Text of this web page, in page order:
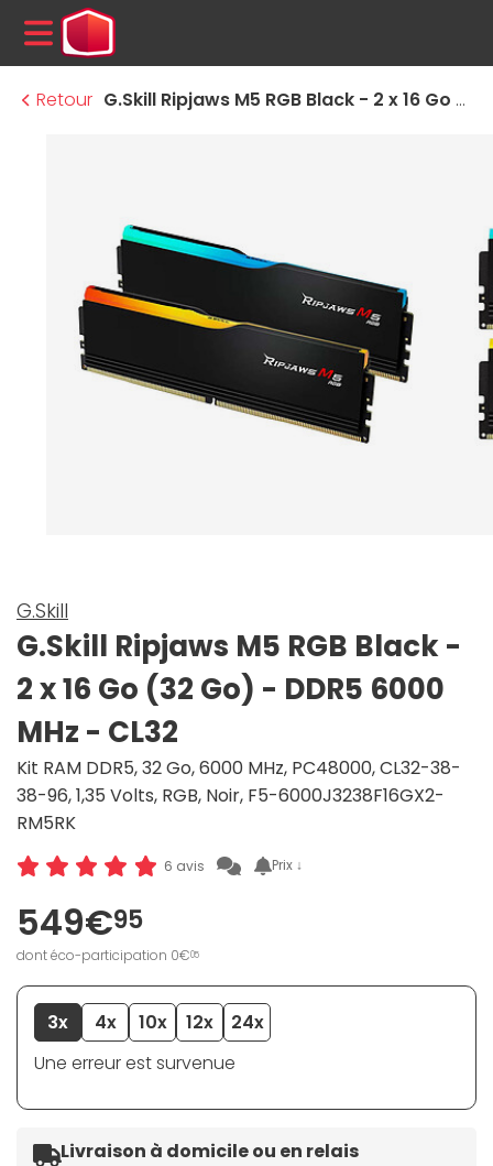
MENU
Retour
G.Skill Ripjaws M5 RGB Black - 2 x 16 Go (32 Go) - DDR5 6000 MHz - CL32
G.Skill
G.Skill Ripjaws M5 RGB Black -
2 x 16 Go (32 Go) - DDR5 6000
MHz - CL32
Kit RAM DDR5, 32 Go, 6000 MHz, PC48000, CL32-38-
38-96, 1,35 Volts, RGB, Noir, F5-6000J3238F16GX2-
RM5RK
6 avis Prix ↓
549€95
dont éco-participation 0€05
3x 4x 10x 12x
24x
Une erreur est survenue
Livraison à domicile ou en relais